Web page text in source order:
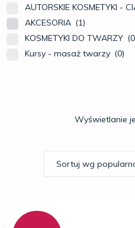
AUTORSKIE KOSMETYKI -
AKCESORIA (1)
KOSMETYKI DO TWARZY
Kursy - masaż twarzy (0)
Wyświetlanie
Sortuj wg